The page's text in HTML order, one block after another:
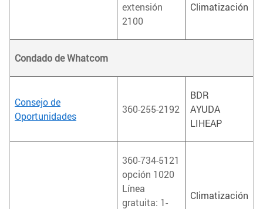
extensión
2100
Climatización
Condado de Whatcom
Consejo de
Oportunidades
360-255-2192
BDR
AYUDA
LIHEAP
360-734-5121
opción 1020
Línea
gratuita: 1-
Climatización